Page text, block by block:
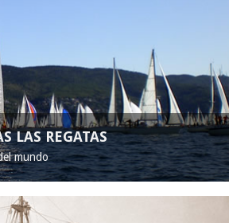
LAS REGATAS
mundo